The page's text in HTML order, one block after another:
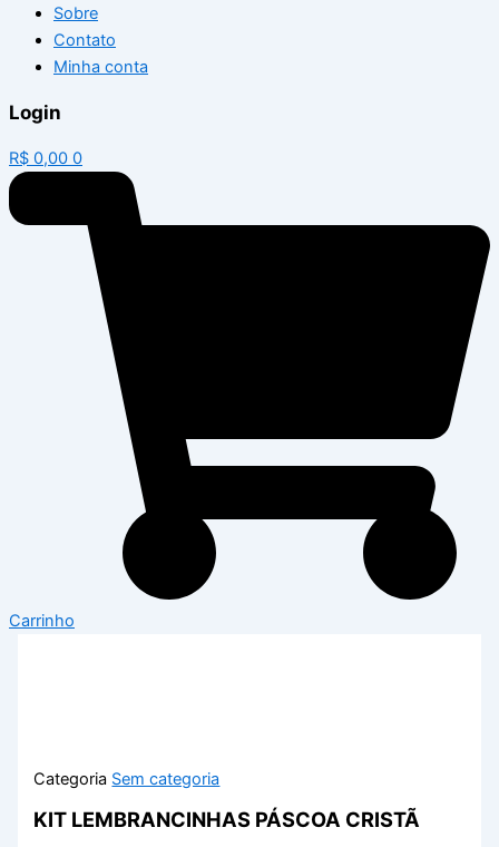
Sobre
Contato
Minha conta
Login
R$ 0,00 0
Carrinho
Categoria Sem categoria
KIT LEMBRANCINHAS PÁSCOA CRISTÃ